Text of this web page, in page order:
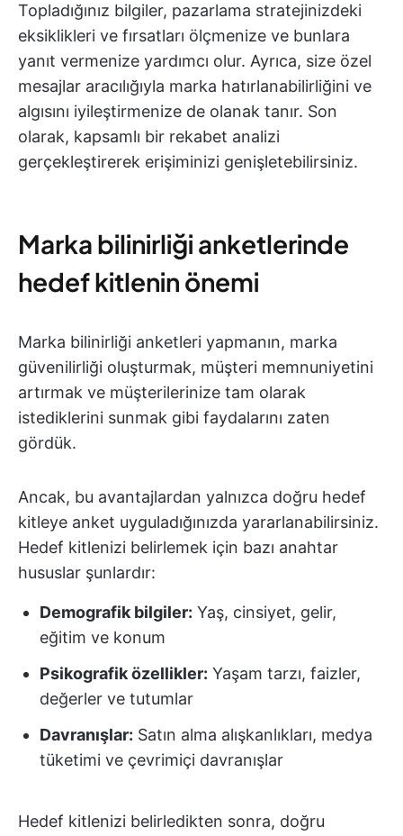
Topladığınız bilgiler, pazarlama stratejinizdeki
eksiklikleri ve fırsatları ölçmenize ve bunlara
yanıt vermenize yardımcı olur. Ayrıca, size özel
mesajlar aracılığıyla marka hatırlanabilirliğini ve
algısını iyileştirmenize de olanak tanır. Son
olarak, kapsamlı bir rekabet analizi
gerçekleştirerek erişiminizi genişletebilirsiniz.
Marka bilinirliği anketlerinde
hedef kitlenin önemi
Marka bilinirliği anketleri yapmanın, marka
güvenilirliği oluşturmak, müşteri memnuniyetini
artırmak ve müşterilerinize tam olarak
istediklerini sunmak gibi faydalarını zaten
gördük.
Ancak, bu avantajlardan yalnızca doğru hedef
kitleye anket uyguladığınızda yararlanabilirsiniz.
Hedef kitlenizi belirlemek için bazı anahtar
hususlar şunlardır:
Demografik bilgiler: Yaş, cinsiyet, gelir,
eğitim ve konum
Psikografik özellikler: Yaşam tarzı, faizler,
değerler ve tutumlar
Davranışlar: Satın alma alışkanlıkları, medya
tüketimi ve çevrimiçi davranışlar
Hedef kitlenizi belirledikten sonra, doğru